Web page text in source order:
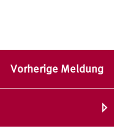
Vorherige Meldung